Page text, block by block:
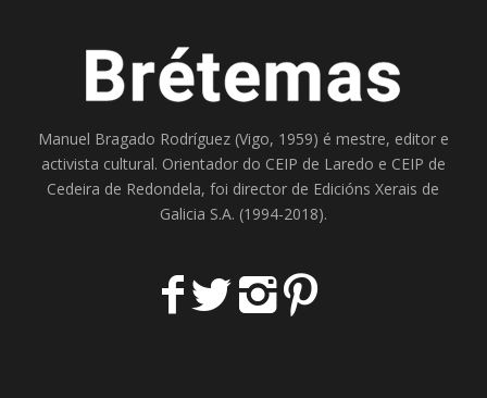
Manuel Bragado Rodríguez (Vigo, 1959) é mestre, editor e
activista cultural. Orientador do CEIP de Laredo e CEIP de
Cedeira de Redondela, foi director de Edicións Xerais de
Galicia S.A. (1994-2018).